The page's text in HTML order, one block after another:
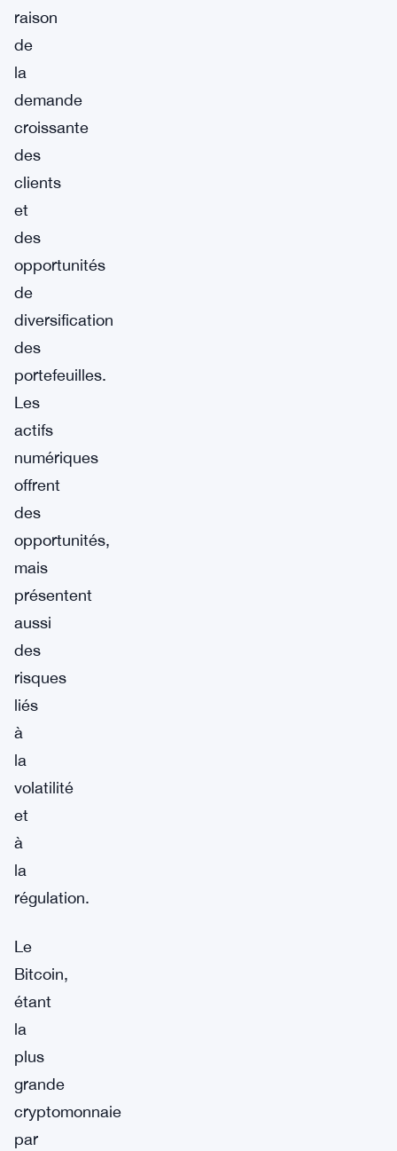
raison
de
la
demande
croissante
des
clients
et
des
opportunités
de
diversification
des
portefeuilles.
Les
actifs
numériques
offrent
des
opportunités,
mais
présentent
aussi
des
risques
liés
à
la
volatilité
et
à
la
régulation.
Le
Bitcoin,
étant
la
plus
grande
cryptomonnaie
par